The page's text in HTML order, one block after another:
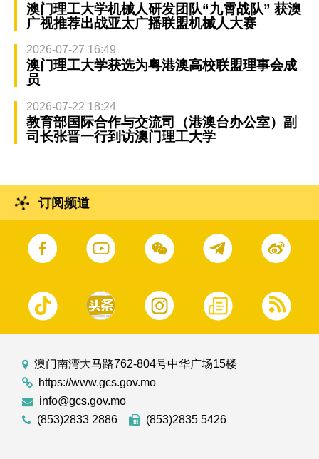
澳门理工大学机械人研发团队“九霄战队” 获澳
广视推荐出战亚太广播联盟机械人大赛
2026-07-27 16:49
澳门理工大学获选为粤港澳高校联盟理事会成
员
2026-07-22 18:24
教育部国际合作与交流司（港澳台办公室）副
司长张晋一行到访澳门理工大学
订阅频道
澳门南湾大马路762-804号中华广场15楼
https://www.gcs.gov.mo
info@gcs.gov.mo
(853)2833 2886
(853)2835 5426